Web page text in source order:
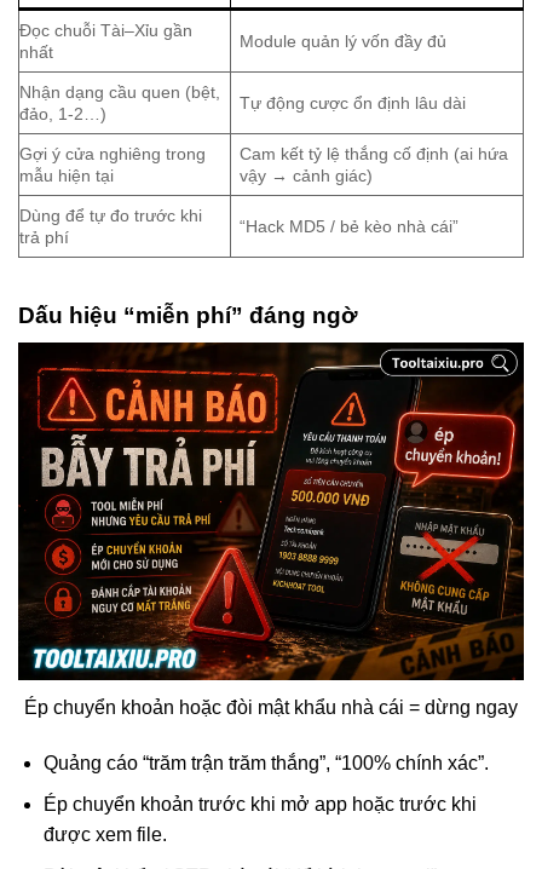
Đọc chuỗi Tài–Xỉu gần
nhất
Module quản lý vốn đầy đủ
Nhận dạng cầu quen (bệt,
đảo, 1-2…)
Tự động cược ổn định lâu dài
Gợi ý cửa nghiêng trong
mẫu hiện tại
Cam kết tỷ lệ thắng cố định (ai hứa
vậy → cảnh giác)
Dùng để tự đo trước khi
trả phí
“Hack MD5 / bẻ kèo nhà cái”
Dấu hiệu “miễn phí” đáng ngờ
Ép chuyển khoản hoặc đòi mật khẩu nhà cái = dừng ngay
Quảng cáo “trăm trận trăm thắng”, “100% chính xác”.
Ép chuyển khoản trước khi mở app hoặc trước khi
được xem file.